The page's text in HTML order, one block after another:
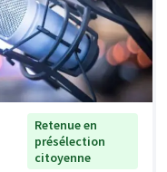
Retenue en
présélection
citoyenne